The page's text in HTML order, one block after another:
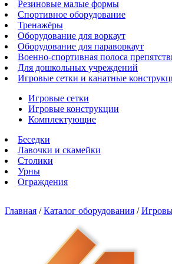
Резиновые малые формы
Спортивное оборудование
Тренажёры
Оборудование для воркаут
Оборудование для параворкаут
Военно-спортивная полоса
Для дошкольных учреждений
Игровые сетки и канатные
Игровые сетки
Игровые конструкции
Комплектующие
Беседки
Лавочки и скамейки
Столики
Урны
Ограждения
Главная /Каталог оборудования /